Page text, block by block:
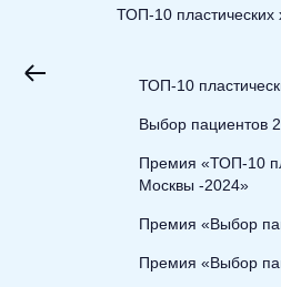
ТОП-10 пластических
ТОП-10
Выбор пациентов
Премия «ТОП-10
Москвы -2024»
Премия «Выбор
Премия «Выбор